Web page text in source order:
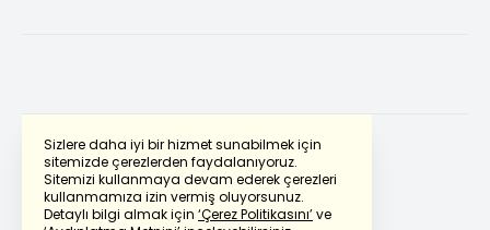
Sizlere daha iyi bir hizmet sunabilmek için
sitemizde çerezlerden faydalanıyoruz.
Sitemizi kullanmaya devam ederek çerezleri
kullanmamıza izin vermiş oluyorsunuz.
Detaylı bilgi almak için ‘Çerez Politikasını’ve
Powered by Translate